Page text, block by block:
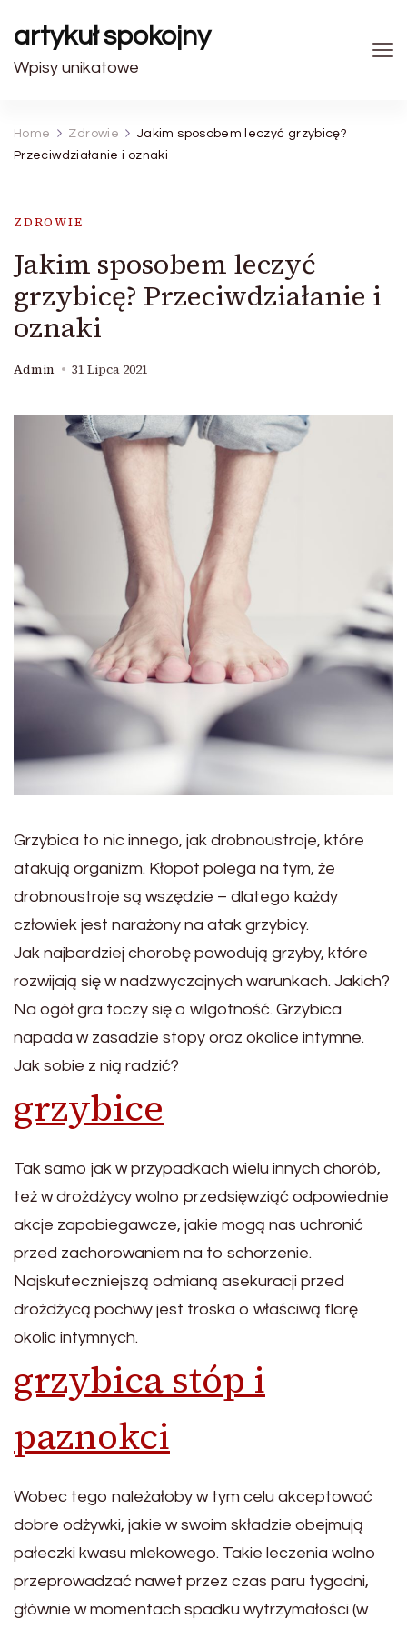
artykuł spokojny
Wpisy unikatowe
Home Zdrowie
Jakim sposobem leczyć grzybicę?
Przeciwdziałanie i oznaki
ZDROWIE
Jakim sposobem leczyć
grzybicę? Przeciwdziałanie i
oznaki
Admin 31 Lipca 2021
Grzybica to nic innego, jak drobnoustroje, które
atakują organizm. Kłopot polega na tym, że
drobnoustroje są wszędzie – dlatego każdy
człowiek jest narażony na atak grzybicy.
Jak najbardziej chorobę powodują grzyby, które
rozwijają się w nadzwyczajnych warunkach. Jakich?
Na ogół gra toczy się o wilgotność. Grzybica
napada w zasadzie stopy oraz okolice intymne.
Jak sobie z nią radzić?
grzybice
Tak samo jak w przypadkach wielu innych chorób,
też w drożdżycy wolno przedsięwziąć odpowiednie
akcje zapobiegawcze, jakie mogą nas uchronić
przed zachorowaniem na to schorzenie.
Najskuteczniejszą odmianą asekuracji przed
drożdżycą pochwy jest troska o właściwą florę
okolic intymnych.
grzybica stóp i
paznokci
Wobec tego należałoby w tym celu akceptować
dobre odżywki, jakie w swoim składzie obejmują
pałeczki kwasu mlekowego. Takie leczenia wolno
przeprowadzać nawet przez czas paru tygodni,
głównie w momentach spadku wytrzymałości (w